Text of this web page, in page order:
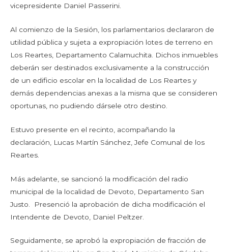
vicepresidente Daniel Passerini.
Al comienzo de la Sesión, los parlamentarios declararon de
utilidad pública y sujeta a expropiación lotes de terreno en
Los Reartes, Departamento Calamuchita. Dichos inmuebles
deberán ser destinados exclusivamente a la construcción
de un edificio escolar en la localidad de Los Reartes y
demás dependencias anexas a la misma que se consideren
oportunas, no pudiendo dársele otro destino.
Estuvo presente en el recinto, acompañando la
declaración, Lucas Martín Sánchez, Jefe Comunal de los
Reartes.
Más adelante, se sancionó la modificación del radio
municipal de la localidad de Devoto, Departamento San
Justo. Presenció la aprobación de dicha modificación el
Intendente de Devoto, Daniel Peltzer.
Seguidamente, se aprobó la expropiación de fracción de